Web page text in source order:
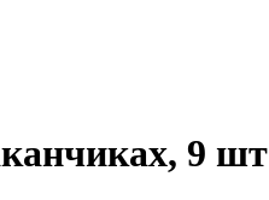
9 шт